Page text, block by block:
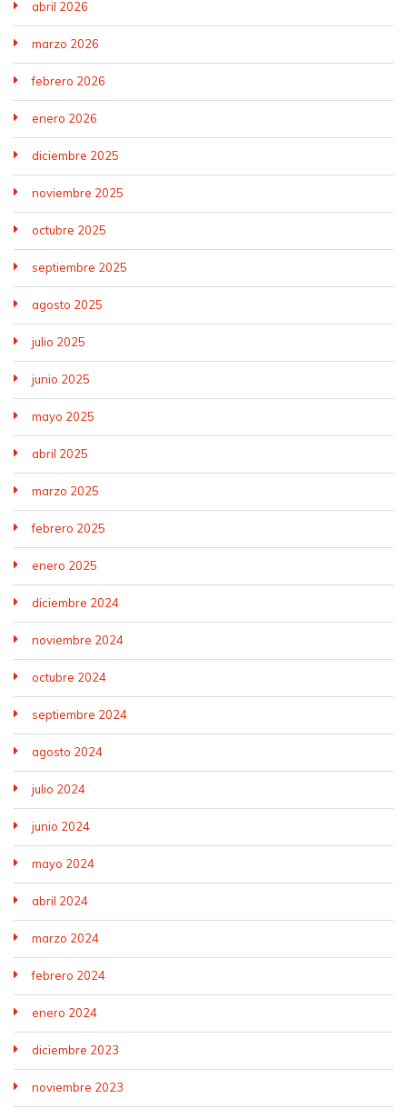
abril 2026
marzo 2026
febrero 2026
enero 2026
diciembre 2025
noviembre 2025
octubre 2025
septiembre 2025
agosto 2025
julio 2025
junio 2025
mayo 2025
abril 2025
marzo 2025
febrero 2025
enero 2025
diciembre 2024
noviembre 2024
octubre 2024
septiembre 2024
agosto 2024
julio 2024
junio 2024
mayo 2024
abril 2024
marzo 2024
febrero 2024
enero 2024
diciembre 2023
noviembre 2023